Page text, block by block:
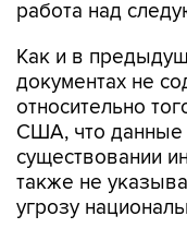
работа над
Как и в
документах не
относительно
США, что данные
существовании
также не
угрозу